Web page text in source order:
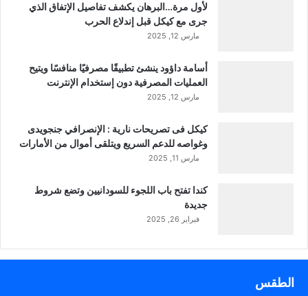
لأول مرة…البرهان يكشف تفاصيل الإتفاق الذي
جرى مع كيكل قبل إندلاع الحرب
مارس 12, 2025
أسامة داؤود ينشئ تطبيقًا مصرفيًا منافسًا ويتيح
العمليات المصرفية دون إستخدام الإنترنت
مارس 12, 2025
كيكل فى تصريحات نارية : الإنصرافي جنجويدى
وغواصه للدعم السريع ويتلقى أموال من الأمارات
مارس 11, 2025
كندا تفتح باب اللجوء للسودانيين وتضع شروط
جديدة
فبراير 26, 2025
الطقس